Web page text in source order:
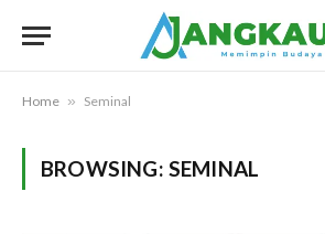
Home » Seminal
BROWSING: SEMINAL